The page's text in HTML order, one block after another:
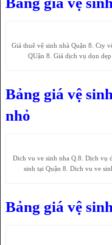
Giá thuê vệ sinh nhà Quận 8. Cty
QUận 8. Giá dịch vụ dọn
Bảng giá vệ
nhỏ
Dich vu ve sinh nha Q.8. Dịch vụ
sinh tại Quận 8. Dich vu ve
Bảng giá vệ